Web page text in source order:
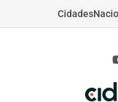
Cidades